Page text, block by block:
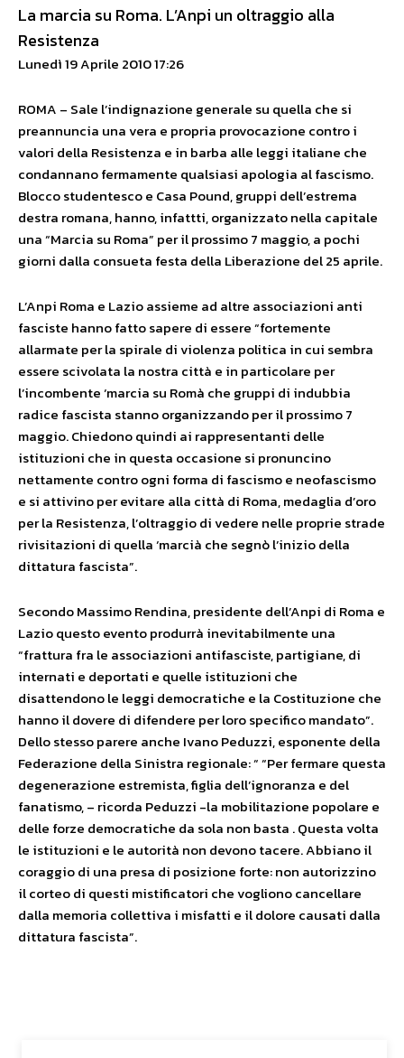
La marcia su Roma. L’Anpi un oltraggio alla
Resistenza
Lunedì 19 Aprile 2010 17:26
ROMA – Sale l’indignazione generale su quella che si
preannuncia una vera e propria provocazione contro i
valori della Resistenza e in barba alle leggi italiane che
condannano fermamente qualsiasi apologia al fascismo.
Blocco studentesco e Casa Pound, gruppi dell’estrema
destra romana, hanno, infattti, organizzato nella capitale
una “Marcia su Roma” per il prossimo 7 maggio, a pochi
giorni dalla consueta festa della Liberazione del 25 aprile.
L’Anpi Roma e Lazio assieme ad altre associazioni anti
fasciste hanno fatto sapere di essere “fortemente
allarmate per la spirale di violenza politica in cui sembra
essere scivolata la nostra città e in particolare per
l’incombente ‘marcia su Romà che gruppi di indubbia
radice fascista stanno organizzando per il prossimo 7
maggio. Chiedono quindi ai rappresentanti delle
istituzioni che in questa occasione si pronuncino
nettamente contro ogni forma di fascismo e neofascismo
e si attivino per evitare alla città di Roma, medaglia d’oro
per la Resistenza, l’oltraggio di vedere nelle proprie strade
rivisitazioni di quella ‘marcià che segnò l’inizio della
dittatura fascista”.
Secondo Massimo Rendina, presidente dell’Anpi di Roma e
Lazio questo evento produrrà inevitabilmente una
“frattura fra le associazioni antifasciste, partigiane, di
internati e deportati e quelle istituzioni che
disattendono le leggi democratiche e la Costituzione che
hanno il dovere di difendere per loro specifico mandato”.
Dello stesso parere anche Ivano Peduzzi, esponente della
Federazione della Sinistra regionale: “ “Per fermare questa
degenerazione estremista, figlia dell’ignoranza e del
fanatismo, – ricorda Peduzzi -la mobilitazione popolare e
delle forze democratiche da sola non basta . Questa volta
le istituzioni e le autorità non devono tacere. Abbiano il
coraggio di una presa di posizione forte: non autorizzino
il corteo di questi mistificatori che vogliono cancellare
dalla memoria collettiva i misfatti e il dolore causati dalla
dittatura fascista”.